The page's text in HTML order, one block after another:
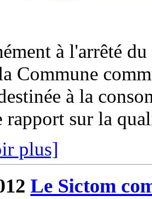
à l'arrêté
Commune
à la
rapport sur la
plus]
Le Sictom